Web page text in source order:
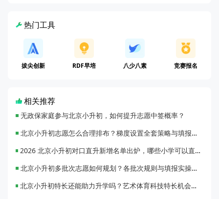
热门工具
拔尖创新 RDF早培 八少八素 竞赛报名
相关推荐
无政保家庭参与北京小升初，如何提升志愿中签概率？
北京小升初志愿怎么合理排布？梯度设置全套策略与填报避坑指南
2026 北京小升初对口直升新增名单出炉，哪些小学可以直升优质初中？
北京小升初多批次志愿如何规划？各批次规则与填报实操指南
北京小升初特长还能助力升学吗？艺术体育科技特长机会与误区全面解析